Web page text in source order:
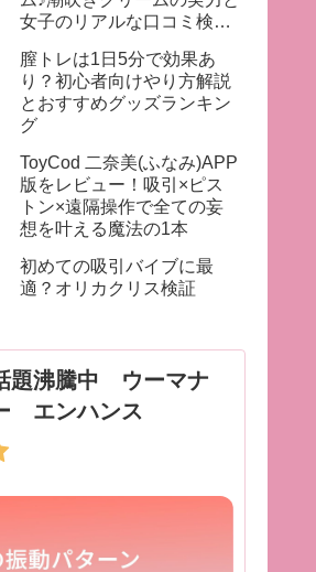
女子のリアルな口コミ検
膣トレは1日5分で効果あ
り？初心者向けやり方解説
とおすすめグッズランキン
グ
ToyCod 二奈美(ふなみ)APP
版をレビュー！吸引×ピス
トン×遠隔操作で全ての妄
想を叶える魔法の1本
初めての吸引バイブに最
適？オリカクリス検証
題沸騰中 ウーマナ
エンハンス